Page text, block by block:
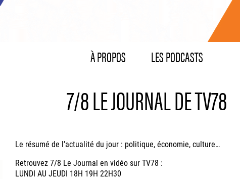
À PROPOS LES PODCASTS
7/8 LE JOURNAL DE TV78
Le résumé de l’actualité du jour : politique, économie, culture…
Retrouvez 7/8 Le Journal en vidéo sur TV78 :
LUNDI AU JEUDI 18H 19H 22H30